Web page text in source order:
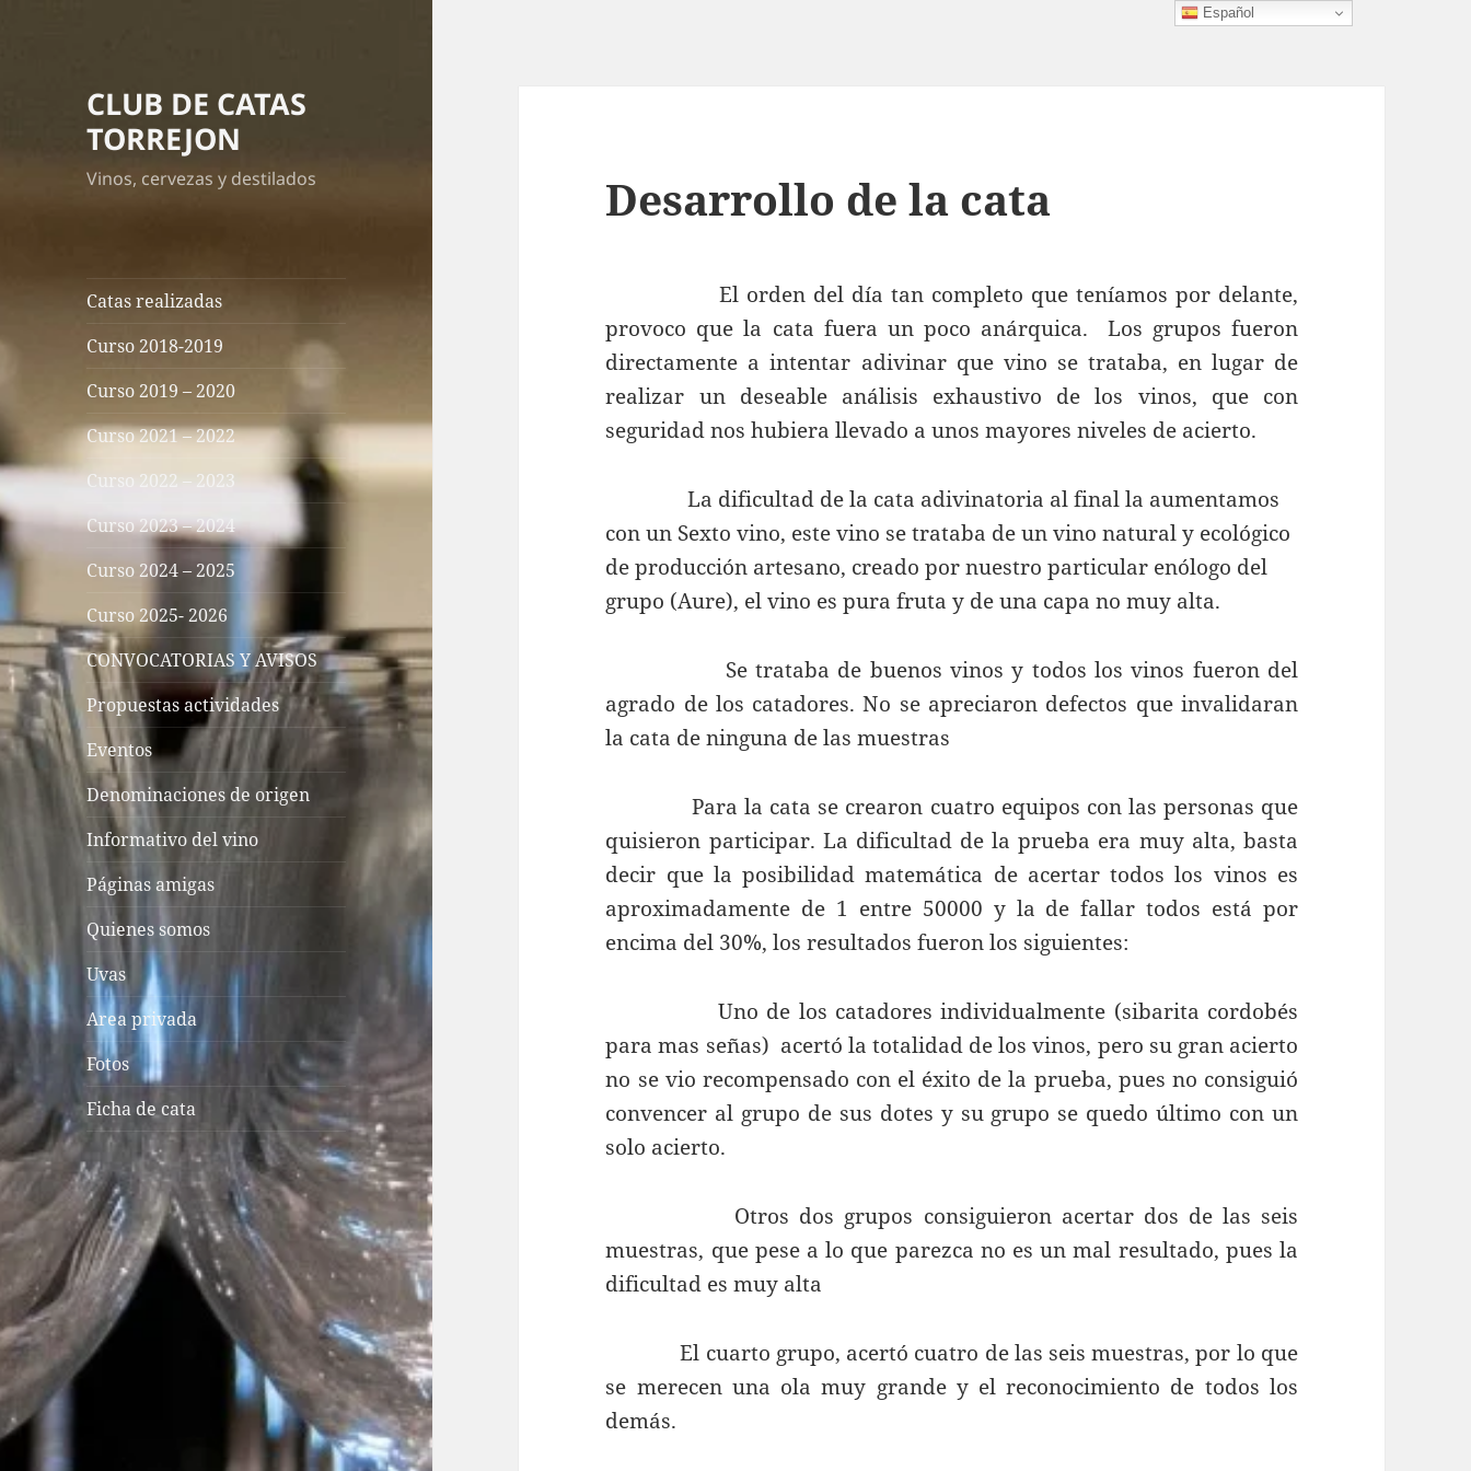
CLUB DE CATAS
TORREJON
Vinos, cervezas y destilados
Catas realizadas
Curso 2018-2019
Curso 2019 – 2020
Curso 2021 – 2022
Curso 2022 – 2023
Curso 2023 – 2024
Curso 2024 – 2025
Curso 2025- 2026
CONVOCATORIAS Y AVISOS
Propuestas actividades
Eventos
Denominaciones de origen
Informativo del vino
Páginas amigas
Quienes somos
Uvas
Area privada
Fotos
Ficha de cata
Desarrollo de la cata
El orden del día tan completo que teníamos por delante,
provoco que la cata fuera un poco anárquica. Los grupos fueron
directamente a intentar adivinar que vino se trataba, en lugar de
realizar un deseable análisis exhaustivo de los vinos, que con
seguridad nos hubiera llevado a unos mayores niveles de acierto.
La dificultad de la cata adivinatoria al final la aumentamos
con un Sexto vino, este vino se trataba de un vino natural y ecológico
de producción artesano, creado por nuestro particular enólogo del
grupo (Aure), el vino es pura fruta y de una capa no muy alta.
Se trataba de buenos vinos y todos los vinos fueron del
agrado de los catadores. No se apreciaron defectos que invalidaran
la cata de ninguna de las muestras
Para la cata se crearon cuatro equipos con las personas que
quisieron participar. La dificultad de la prueba era muy alta, basta
decir que la posibilidad matemática de acertar todos los vinos es
aproximadamente de 1 entre 50000 y la de fallar todos está por
encima del 30%, los resultados fueron los siguientes:
Uno de los catadores individualmente (sibarita cordobés
para mas señas) acertó la totalidad de los vinos, pero su gran acierto
no se vio recompensado con el éxito de la prueba, pues no consiguió
convencer al grupo de sus dotes y su grupo se quedo último con un
solo acierto.
Otros dos grupos consiguieron acertar dos de las seis
muestras, que pese a lo que parezca no es un mal resultado, pues la
dificultad es muy alta
El cuarto grupo, acertó cuatro de las seis muestras, por lo que
se merecen una ola muy grande y el reconocimiento de todos los
demás.
Español